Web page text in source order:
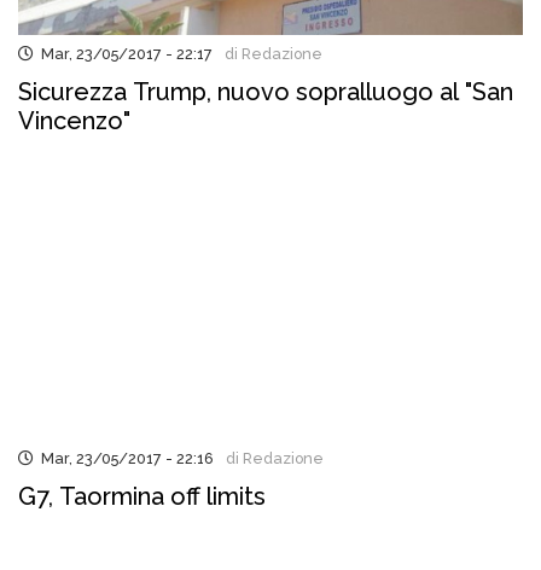
Mar, 23/05/2017 - 22:17 di Redazione
Sicurezza Trump, nuovo sopralluogo al "San
Vincenzo"
Mar, 23/05/2017 - 22:16 di Redazione
G7, Taormina off limits